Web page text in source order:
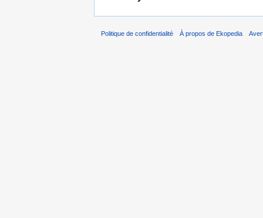
Politique de confidentialité À propos de Ekopedia